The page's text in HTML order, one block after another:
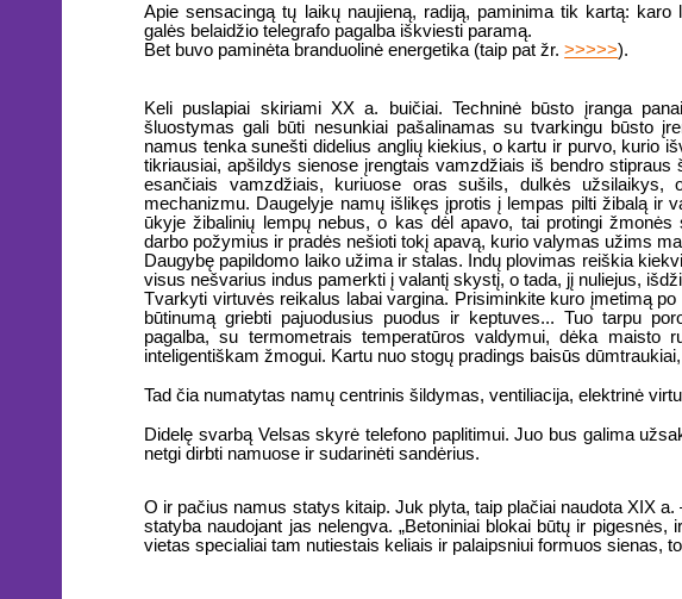
Apie sensacingą tų laikų naujieną, radiją, paminima tik kartą:
galės belaidžio telegrafo pagalba iškviesti paramą.
Bet buvo paminėta branduolinė energetika (taip pat žr.>>>>>).
Keli puslapiai skiriami XX a. buičiai. Techninė būsto įranga
šluostymas gali būti nesunkiai pašalinamas su tvarkingu būsto
namus tenka sunešti didelius anglių kiekius, o kartu ir purvo, kurio
tikriausiai, apšildys sienose įrengtais vamzdžiais iš bendro
esančiais vamzdžiais, kuriuose oras sušils, dulkės užsilaikys,
mechanizmu. Daugelyje namų išlikęs įprotis į lempas pilti žibalą ir
ūkyje žibalinių lempų nebus, o kas dėl apavo, tai protingi
darbo požymius ir pradės nešioti tokį apavą, kurio valymas užims
Daugybę papildomo laiko užima ir stalas. Indų plovimas reiškia
visus nešvarius indus pamerkti į valantį skystį, o tada, jį nuliejus,
Tvarkyti virtuvės reikalus labai vargina. Prisiminkite kuro įmetimą
būtinumą griebti pajuodusius puodus ir keptuves... Tuo tarpu
pagalba, su termometrais temperatūros valdymui, dėka maisto
inteligentiškam žmogui. Kartu nuo stogų pradings baisūs
Tad čia numatytas namų centrinis šildymas, ventiliacija, elektrinė
Didelę svarbą Velsas skyrė telefono paplitimui. Juo bus galima
netgi dirbti namuose ir sudarinėti sandėrius.
O ir pačius namus statys kitaip. Juk plyta, taip plačiai naudota XIX
statyba naudojant jas nelengva. „Betoniniai blokai būtų ir
vietas specialiai tam nutiestais keliais ir palaipsniui formuos sienas,